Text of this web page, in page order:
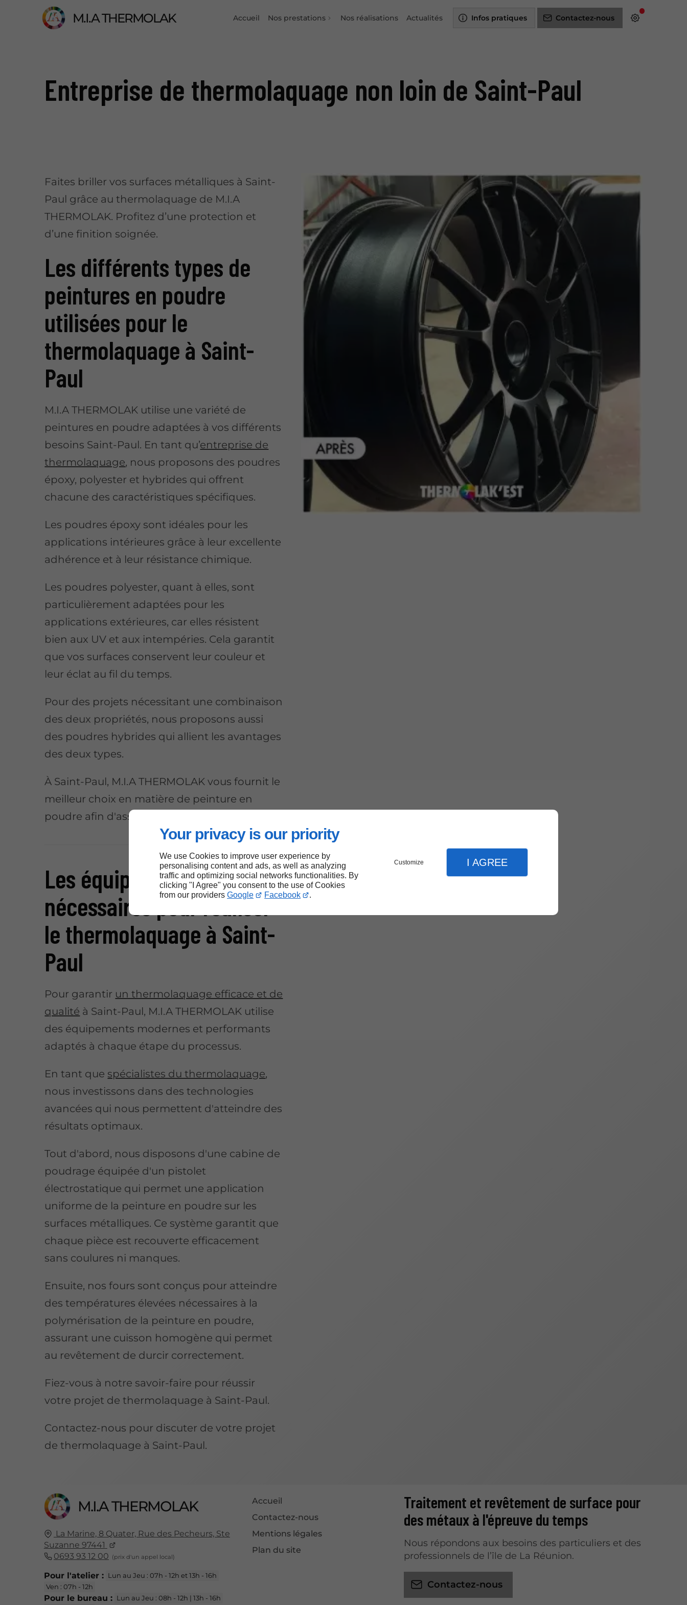
Your privacy is our priority
We use Cookies to improve user experience by
personalising content and ads, as well as analyzing
traffic and optimizing social networks functionalities. By
clicking "I Agree" you consent to the use of Cookies
from our providers Google Facebook .
Customize I AGREE
M.I.A THERMOLAK Accueil Nos prestations Nos réalisations Actualités Infos pratiques Contactez-nous
Entreprise de thermolaquage non loin de Saint-Paul
Faites briller vos surfaces métalliques à Saint-
Paul grâce au thermolaquage de M.I.A
THERMOLAK. Profitez d’une protection et
d’une finition soignée.
Les différents types de
peintures en poudre
utilisées pour le
thermolaquage à Saint-
Paul
M.I.A THERMOLAK utilise une variété de
peintures en poudre adaptées à vos différents
besoins Saint-Paul. En tant qu’entreprise de
thermolaquage, nous proposons des poudres
époxy, polyester et hybrides qui offrent
chacune des caractéristiques spécifiques.
Les poudres époxy sont idéales pour les
applications intérieures grâce à leur excellente
adhérence et à leur résistance chimique.
Les poudres polyester, quant à elles, sont
particulièrement adaptées pour les
applications extérieures, car elles résistent
bien aux UV et aux intempéries. Cela garantit
que vos surfaces conservent leur couleur et
leur éclat au fil du temps.
Pour des projets nécessitant une combinaison
des deux propriétés, nous proposons aussi
des poudres hybrides qui allient les avantages
des deux types.
À Saint-Paul, M.I.A THERMOLAK vous fournit le
meilleur choix en matière de peinture en
poudre afin d'assurer un résultat de qualité.
Les équipements
nécessaires pour réaliser
le thermolaquage à Saint-
Paul
Pour garantir un thermolaquage efficace et de
qualité à Saint-Paul, M.I.A THERMOLAK utilise
des équipements modernes et performants
adaptés à chaque étape du processus.
En tant que spécialistes du thermolaquage,
nous investissons dans des technologies
avancées qui nous permettent d'atteindre des
résultats optimaux.
Tout d'abord, nous disposons d'une cabine de
poudrage équipée d'un pistolet
électrostatique qui permet une application
uniforme de la peinture en poudre sur les
surfaces métalliques. Ce système garantit que
chaque pièce est recouverte efficacement
sans coulures ni manques.
Ensuite, nos fours sont conçus pour atteindre
des températures élevées nécessaires à la
polymérisation de la peinture en poudre,
assurant une cuisson homogène qui permet
au revêtement de durcir correctement.
Fiez-vous à notre savoir-faire pour réussir
votre projet de thermolaquage à Saint-Paul.
Contactez-nous pour discuter de votre projet
de thermolaquage à Saint-Paul.
M.I.A THERMOLAK
La Marine, 8 Quater, Rue des Pecheurs, Ste
Suzanne 97441
0693 93 12 00
Pour l'atelier : Lun au Jeu : 07h - 12h et 13h - 16h
Ven : 07h - 12h
Pour le bureau : Lun au Jeu : 08h - 12h | 13h - 16h
Accueil
Contactez-nous
Mentions légales
Plan du site
Traitement et revêtement de surface pour
des métaux à l'épreuve du temps
Nous répondons aux besoins des particuliers et des
professionnels de l’île de La Réunion.
Contactez-nous